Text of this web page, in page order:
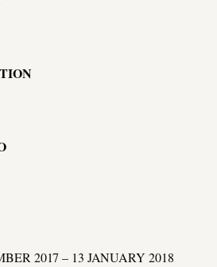
2017 – 13 JANUARY 2018